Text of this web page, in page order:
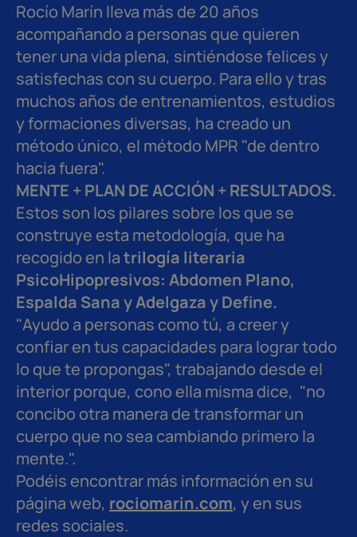
Rocío Marín lleva más de 20 años
acompañando a personas que quieren
tener una vida plena, sintiéndose felices y
satisfechas con su cuerpo. Para ello y tras
muchos años de entrenamientos, estudios
y formaciones diversas, ha creado un
método único, el método MPR "de dentro
hacia fuera".
MENTE + PLAN DE ACCIÓN + RESULTADOS.
Estos son los pilares sobre los que se
construye esta metodología, que ha
recogido en latrilogía literaria
PsicoHipopresivos: Abdomen Plano,
Espalda Sana y Adelgaza y Define.
"Ayudo a personas como tú, a creer y
confiar en tus capacidades para lograr todo
lo que te propongas", trabajando desde el
interior porque, cono ella misma dice, "no
concibo otra manera de transformar un
cuerpo que no sea cambiando primero la
mente.".
Podéis encontrar más información en su
página web, rociomarin.com, y en sus
redes sociales.